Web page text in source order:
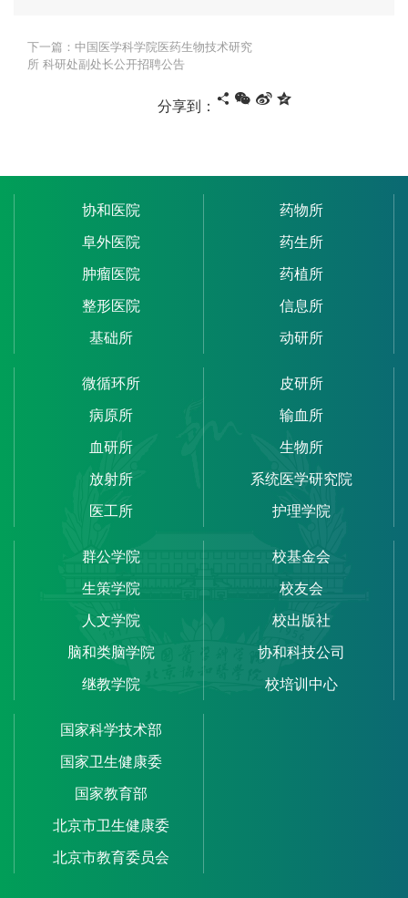
下一篇：中国医学科学院医药生物技术研究
所 科研处副处长公开招聘公告
分享到：
协和医院
阜外医院
肿瘤医院
整形医院
基础所
药物所
药生所
药植所
信息所
动研所
微循环所
病原所
血研所
放射所
医工所
皮研所
输血所
生物所
系统医学研究院
护理学院
群公学院
生策学院
人文学院
脑和类脑学院
继教学院
校基金会
校友会
校出版社
协和科技公司
校培训中心
国家科学技术部
国家卫生健康委
国家教育部
北京市卫生健康委
北京市教育委员会